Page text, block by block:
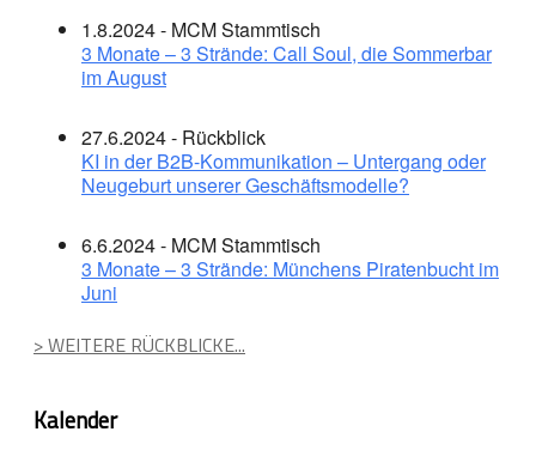
1.8.2024 - MCM Stammtisch
3 Monate – 3 Strände: Call Soul, die Sommerbar
im August
27.6.2024 - Rückblick
KI in der B2B-Kommunikation – Untergang oder
Neugeburt unserer Geschäftsmodelle?
6.6.2024 - MCM Stammtisch
3 Monate – 3 Strände: Münchens Piratenbucht im
Juni
> WEITERE RÜCKBLICKE...
Kalender